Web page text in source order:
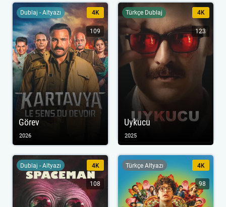
Görev
Dublaj - Altyazı 4K
109
2026
Uykucu
Türkçe Dublaj 4K
123
2025
Dublaj - Altyazı 4K
108
Türkçe Altyazı 4K
98